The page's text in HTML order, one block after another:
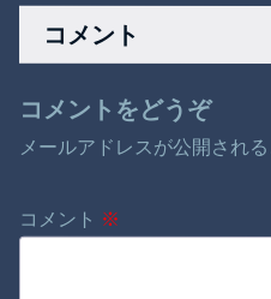
コメント
コメントをどうぞ
メールアドレスが公開され
コメント ※